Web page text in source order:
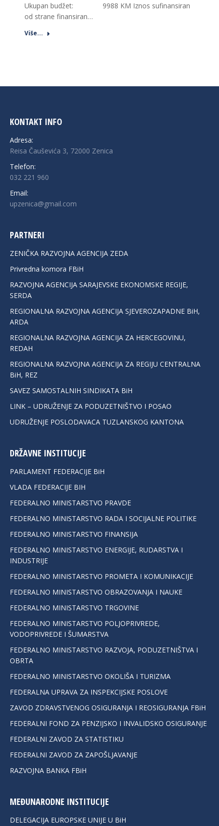
Ukupan budžet: 9988 KM Iznos sufinansiran
od strane finansiran…
Više...
KONTAKT INFO
Adresa:
Reisa Čauševića 3, 72000 Zenica
Telefon:
032 221 960
Email:
upzenica@gmail.com
PARTNERI
ZENIČKA RAZVOJNA AGENCIJA ZEDA
Privredna komora FBiH
RAZVOJNA AGENCIJA SARAJEVSKE EKONOMSKE REGIJE,
SERDA
REGIONALNA RAZVOJNA AGENCIJA SJEVEROZAPADNE BiH,
ARDA
REGIONALNA RAZVOJNA AGENCIJA ZA HERCEGOVINU,
REDAH
REGIONALNA RAZVOJNA AGENCIJA ZA REGIJU CENTRALNA
BiH, REZ
SAVEZ SAMOSTALNIH SINDIKATA BiH
LINK – UDRUŽENJE ZA PODUZETNIŠTVO I POSAO
UDRUŽENJE POSLODAVACA TUZLANSKOG KANTONA
DRŽAVNE INSTITUCIJE
PARLAMENT FEDERACIJE BiH
VLADA FEDERACIJE BIH
FEDERALNO MINISTARSTVO PRAVDE
FEDERALNO MINISTARSTVO RADA I SOCIJALNE POLITIKE
FEDERALNO MINISTARSTVO FINANSIJA
FEDERALNO MINISTARSTVO ENERGIJE, RUDARSTVA I
INDUSTRIJE
FEDERALNO MINISTARSTVO PROMETA I KOMUNIKACIJE
FEDERALNO MINISTARSTVO OBRAZOVANJA I NAUKE
FEDERALNO MINISTARSTVO TRGOVINE
FEDERALNO MINISTARSTVO POLJOPRIVREDE,
VODOPRIVREDE I ŠUMARSTVA
FEDERALNO MINISTARSTVO RAZVOJA, PODUZETNIŠTVA I
OBRTA
FEDERALNO MINISTARSTVO OKOLIŠA I TURIZMA
FEDERALNA UPRAVA ZA INSPEKCIJSKE POSLOVE
ZAVOD ZDRAVSTVENOG OSIGURANJA I REOSIGURANJA FBiH
FEDERALNI FOND ZA PENZIJSKO I INVALIDSKO OSIGURANJE
FEDERALNI ZAVOD ZA STATISTIKU
FEDERALNI ZAVOD ZA ZAPOŠLJAVANJE
RAZVOJNA BANKA FBiH
MEĐUNARODNE INSTITUCIJE
DELEGACIJA EUROPSKE UNIJE U BiH